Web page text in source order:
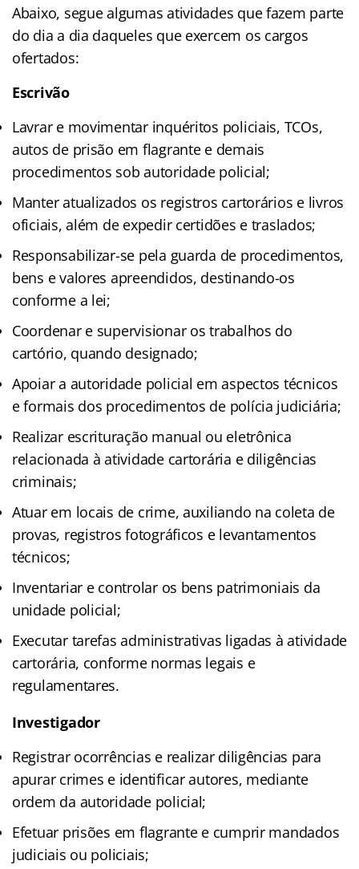
Abaixo, segue algumas atividades que fazem parte
do dia a dia daqueles que exercem os cargos
ofertados:
Escrivão
Lavrar e movimentar inquéritos policiais, TCOs,
autos de prisão em flagrante e demais
procedimentos sob autoridade policial;
Manter atualizados os registros cartorários e livros
oficiais, além de expedir certidões e traslados;
Responsabilizar-se pela guarda de procedimentos,
bens e valores apreendidos, destinando-os
conforme a lei;
Coordenar e supervisionar os trabalhos do
cartório, quando designado;
Apoiar a autoridade policial em aspectos técnicos
e formais dos procedimentos de polícia judiciária;
Realizar escrituração manual ou eletrônica
relacionada à atividade cartorária e diligências
criminais;
Atuar em locais de crime, auxiliando na coleta de
provas, registros fotográficos e levantamentos
técnicos;
Inventariar e controlar os bens patrimoniais da
unidade policial;
Executar tarefas administrativas ligadas à atividade
cartorária, conforme normas legais e
regulamentares.
Investigador
Registrar ocorrências e realizar diligências para
apurar crimes e identificar autores, mediante
ordem da autoridade policial;
Efetuar prisões em flagrante e cumprir mandados
judiciais ou policiais;